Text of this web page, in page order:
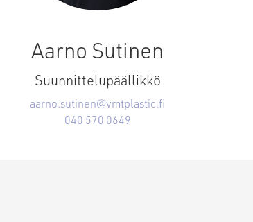
Aarno Sutinen
Suunnittelupäällikkö
aarno.sutinen@vmtplastic.fi
040 570 0649